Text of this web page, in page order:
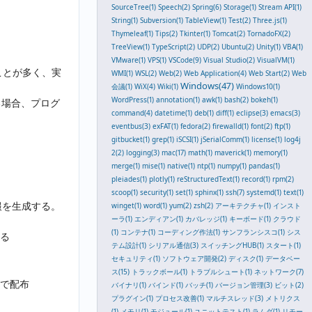
SourceTree(1) Speech(2) Spring(6) Storage(1) Stream API(1)
String(1) Subversion(1) TableView(1) Test(2) Three.js(1)
Thymeleaf(1) Tips(2) Tkinter(1) Tomcat(2) TornadoFX(2)
TreeView(1) TypeScript(2) UDP(2) Ubuntu(2) Unity(1) VBA(1)
VMware(1) VPS(1) VSCode(9) Visual Studio(2) VisualVM(1)
WMI(1) WSL(2) Web(2) Web Application(4) Web Start(2) Web
会議(1) WiX(4) Wiki(1) Windows(47) Windows10(1)
WordPress(1) annotation(1) awk(1) bash(2) bokeh(1)
command(4) datetime(1) deb(1) diff(1) eclipse(3) emacs(3)
eventbus(3) exFAT(1) fedora(2) firewalld(1) font(2) ftp(1)
gitbucket(1) grep(1) iSCSI(1) jSerialComm(1) license(1) log4j
2(2) logging(3) mac(17) math(1) maverick(1) memory(1)
merge(1) mise(1) native(1) ntp(1) numpy(1) pandas(1)
pleiades(1) plotly(1) reStructuredText(1) record(1) rpm(2)
scoop(1) security(1) set(1) sphinx(1) ssh(7) systemd(1) text(1)
winget(1) word(1) yum(2) zsh(2) アーキテクチャ(1) インスト
ーラ(1) エンディアン(1) カバレッジ(1) キーボード(1) クラウド
(1) コンテナ(1) コーディング作法(1) サンフランシスコ(1) シス
テム設計(1) シリアル通信(3) スイッチングHUB(1) スタート(1)
セキュリティ(1) ソフトウェア開発(2) ディスク(1) データベー
ス(15) トラックボール(1) トラブルシュート(1) ネットワーク(7)
バイナリ(1) バインド(1) バッチ(1) バージョン管理(3) ビット(2)
プラグイン(1) プロセス改善(1) マルチスレッド(3) メトリクス
が多く、実
合、プログ
生成する。
配布